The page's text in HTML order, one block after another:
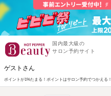
国内最大級の
サロン予約サイト
ゲストさん
ポイントが1%たまる！ ポイントはサロン予約でつかえる！